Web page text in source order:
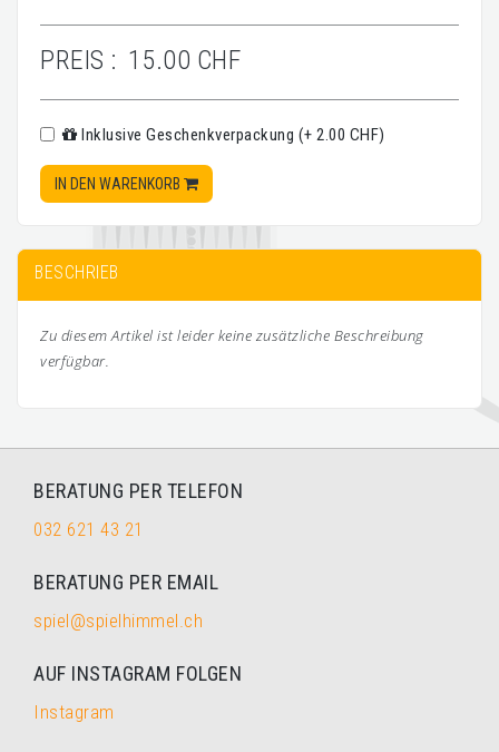
PREIS : 15.00 CHF
Inklusive Geschenkverpackung (+ 2.00 CHF)
IN DEN WARENKORB
BESCHRIEB
Zu diesem Artikel ist leider keine zusätzliche Beschreibung
verfügbar.
BERATUNG PER TELEFON
032 621 43 21
BERATUNG PER EMAIL
spiel@spielhimmel.ch
AUF INSTAGRAM FOLGEN
Instagram